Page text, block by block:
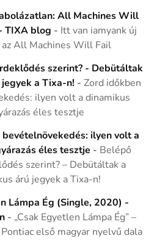
All Machines Will
TIXA blog - Itt van iamyank új
All Machines Will Fail
szerint? - Debütáltak
a Tixa-n! -Zord időkben
ilyen volt a dinamikus
éles tesztje
ilyen volt a
éles tesztje - Belépő
szerint? – Debütáltak a
árú jegyek a Tixa-n!
Lámpa Ég (Single, 2020) -
- „Csak Egyetlen Lámpa Ég” –
első magyar nyelvű dala